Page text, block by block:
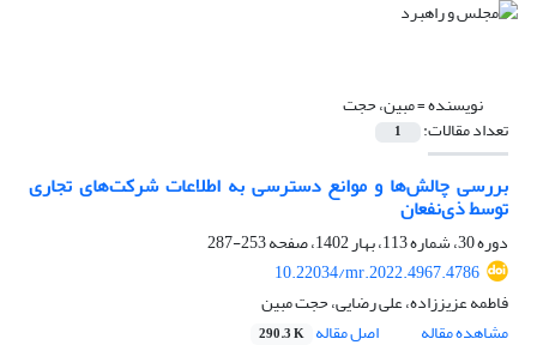
نویسنده =مبین، حجت
تعداد مقالات: 1
بررسی چالش‌ها و موانع دسترسی به اطلاعات شرکت‌های تجاری
توسط ذی‌نفعان
دوره 30، شماره 113، بهار 1402، صفحه
253-287
10.22034/mr.2022.4967.4786
فاطمه عزیززاده، علی رضایی، حجت مبین
مشاهده مقاله
اصل مقاله 290.3 K